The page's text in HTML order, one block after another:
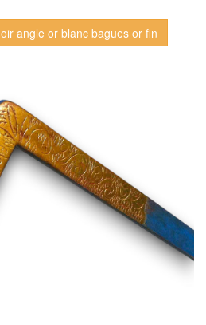
angle or blanc bagues or fin